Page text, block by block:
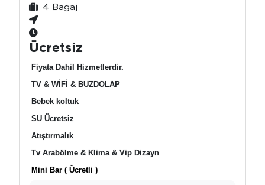
4 Bagaj
Ücretsiz
Fiyata Dahil Hizmetlerdir.
TV & WİFİ & BUZDOLAP
Bebek koltuk
SU Ücretsiz
Atıştırmalık
Tv Arabölme & Klima & Vip Dizayn
Mini Bar ( Ücretli )